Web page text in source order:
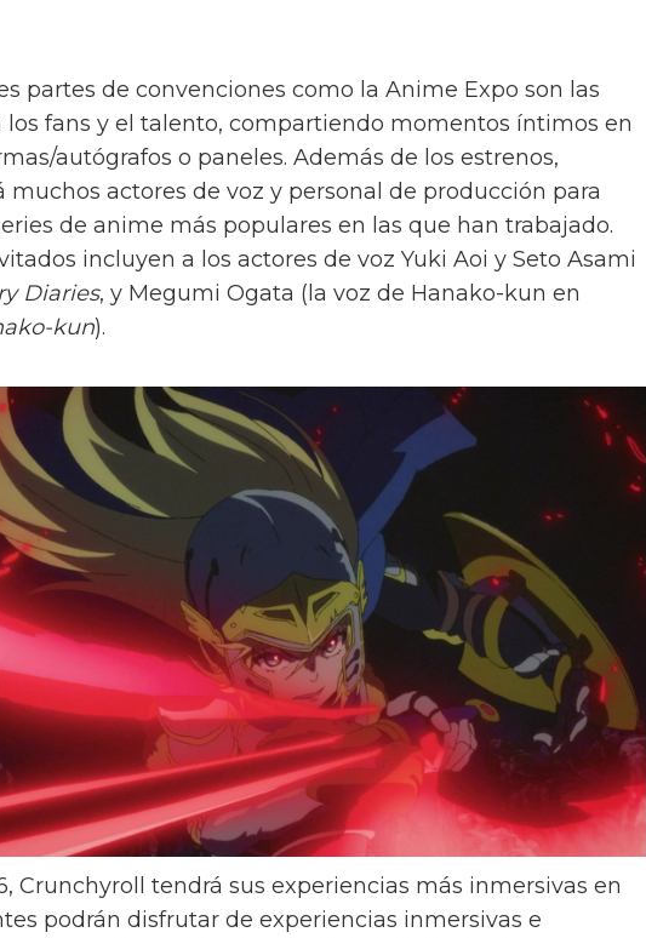
partes de convenciones como la Anime Expo son las
los fans y el talento, compartiendo momentos íntimos en
autógrafos o paneles. Además de los estrenos,
muchos actores de voz y personal de producción para
de anime más populares en las que han trabajado.
incluyen a los actores de voz Yuki Aoi y Seto Asami
Diaries, y Megumi Ogata (la voz de Hanako-kun en
kun).
Crunchyroll tendrá sus experiencias más inmersivas en
podrán disfrutar de experiencias inmersivas e